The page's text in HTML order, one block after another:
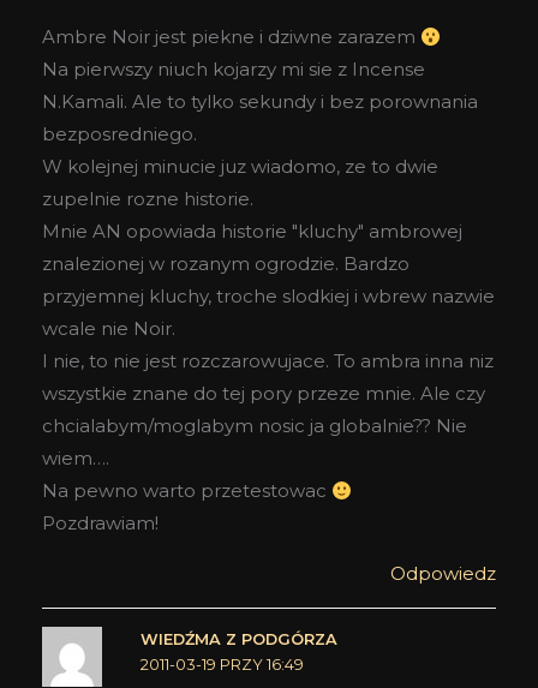
Ambre Noir jest piekne i dziwne zarazem
Na pierwszy niuch kojarzy mi sie z Incense
N.Kamali. Ale to tylko sekundy i bez porownania
bezposredniego.
W kolejnej minucie juz wiadomo, ze to dwie
zupelnie rozne historie.
Mnie AN opowiada historie "kluchy" ambrowej
znalezionej w rozanym ogrodzie. Bardzo
przyjemnej kluchy, troche slodkiej i wbrew nazwie
wcale nie Noir.
I nie, to nie jest rozczarowujace. To ambra inna niz
wszystkie znane do tej pory przeze mnie. Ale czy
chcialabym/moglabym nosic ja globalnie?? Nie
wiem….
Na pewno warto przetestowac
Pozdrawiam!
Odpowiedz
WIEDŹMA Z PODGÓRZA
2011-03-19 PRZY 16:49